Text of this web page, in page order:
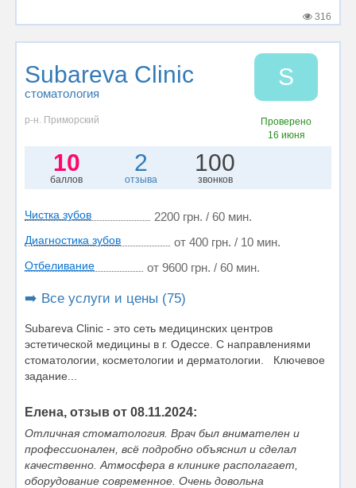
316
Subareva Clinic
стоматология
S
р-н. Приморский
Проверено
16 июня
10
баллов
2
отзыва
100
звонков
Чистка зубов 2200 грн. / 60 мин.
Диагностика зубов от 400 грн. / 10 мин.
Отбеливание от 9600 грн. / 60 мин.
➡️ Все услуги и цены (75)
Subareva Clinic - это сеть медицинских центров
эстетической медицины в г. Одессе. С направлениями
стоматологии, косметологии и дерматологии. Ключевое
задание...
Елена, отзыв от 08.11.2024:
Отличная стоматология. Врач был внимателен и
профессионален, всё подробно объяснил и сделал
качественно. Атмосфера в клинике располагает,
оборудование современное. Очень довольна